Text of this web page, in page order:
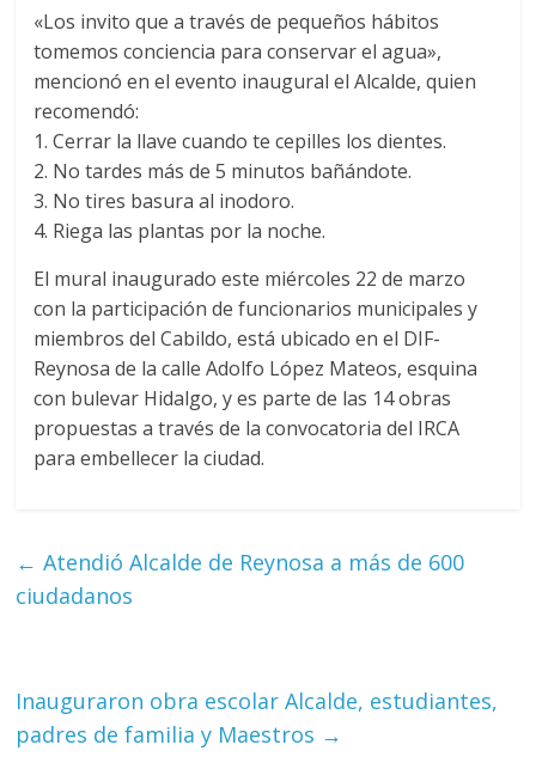
«Los invito que a través de pequeños hábitos
tomemos conciencia para conservar el agua»,
mencionó en el evento inaugural el Alcalde, quien
recomendó:
1. Cerrar la llave cuando te cepilles los dientes.
2. No tardes más de 5 minutos bañándote.
3. No tires basura al inodoro.
4. Riega las plantas por la noche.
El mural inaugurado este miércoles 22 de marzo
con la participación de funcionarios municipales y
miembros del Cabildo, está ubicado en el DIF-
Reynosa de la calle Adolfo López Mateos, esquina
con bulevar Hidalgo, y es parte de las 14 obras
propuestas a través de la convocatoria del IRCA
para embellecer la ciudad.
← Atendió Alcalde de Reynosa a más de 600
ciudadanos
Inauguraron obra escolar Alcalde, estudiantes,
padres de familia y Maestros →